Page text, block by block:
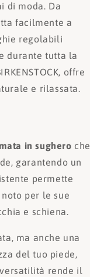
di moda. Da
facilmente a
regolabili
durante tutta la
offre
e rilassata.
in sughero che
garantendo un
permette
per le sue
e schiena.
ma anche una
del tuo piede,
rende il